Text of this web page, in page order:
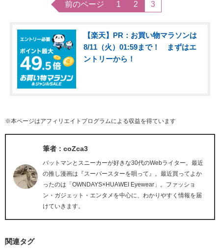
前のページ 1 2 3
【楽天】PR：お買い物マラソンは
8/11（火）01:59まで！ まずはエ
ントリーから！
※本ページはアフィリエイトプログラムによる収益を得ています
筆者：coZca3
バットマンとスニーカーが好きな30代のWebライター。最近
の推し漫画は『スーパースターを唄って』。最近買ってよか
ったのは「OWNDAYS×HUAWEI Eyewear」。ファッショ
ン・ガジェット・エンタメを中心に、わかりやすく情報を届
けていきます。
関連タグ